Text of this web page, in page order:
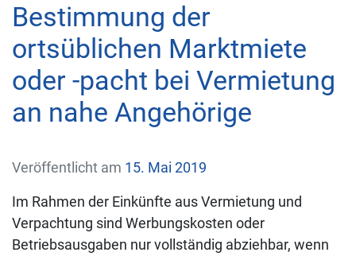
Bestimmung der
ortsüblichen Marktmiete
oder -pacht bei Vermietung
an nahe Angehörige
Veröffentlicht am 15. Mai 2019
Im Rahmen der Einkünfte aus Vermietung und
Verpachtung sind Werbungskosten oder
Betriebsausgaben nur vollständig abziehbar, wenn